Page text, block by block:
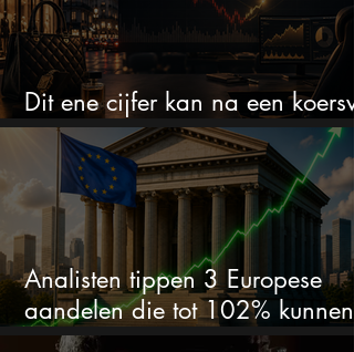
Dit ene cijfer kan na een
van 50% alles veranderen
Analisten tippen 3 Europese
aandelen die tot 102% kunnen
stijgen